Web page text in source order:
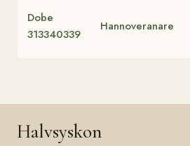
Dobe
313340339
Hannoveranare
Halvsyskon